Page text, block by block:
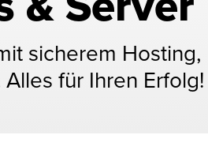
sicherem Hosting,
für Ihren Erfolg!